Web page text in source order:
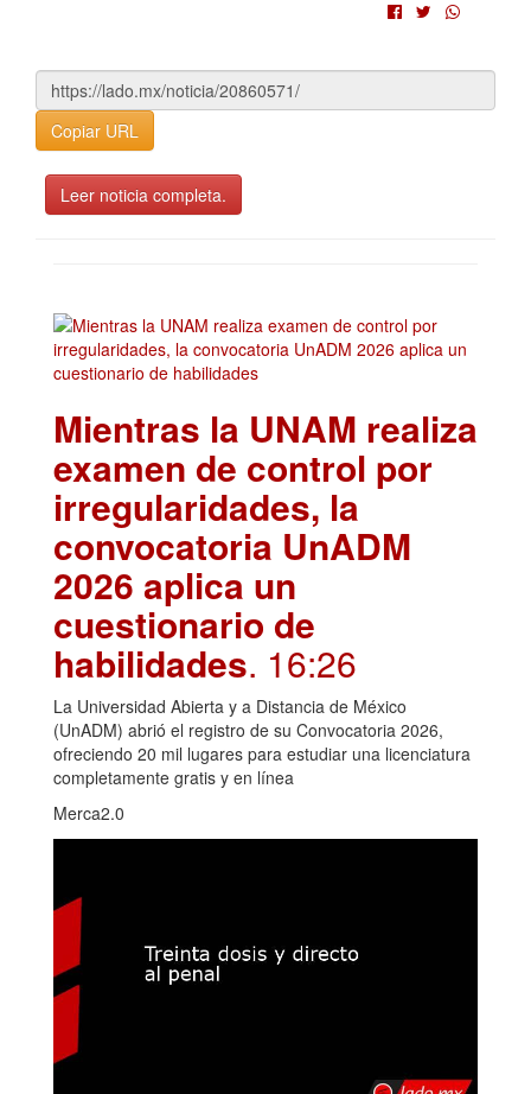
Copiar URL
Leer noticia completa.
Mientras la UNAM realiza
examen de control por
irregularidades, la
convocatoria UnADM
2026 aplica un
cuestionario de
habilidades. 16:26
La Universidad Abierta y a Distancia de México
(UnADM) abrió el registro de su Convocatoria 2026,
ofreciendo 20 mil lugares para estudiar una licenciatura
completamente gratis y en línea
Merca2.0